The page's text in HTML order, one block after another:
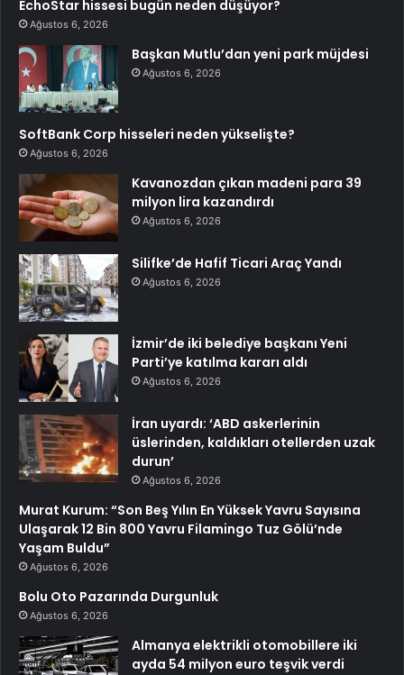
EchoStar hissesi bugün neden düşüyor?
Ağustos 6, 2026
Başkan Mutlu’dan yeni park müjdesi
Ağustos 6, 2026
SoftBank Corp hisseleri neden yükselişte?
Ağustos 6, 2026
Kavanozdan çıkan madeni para 39
milyon lira kazandırdı
Ağustos 6, 2026
Silifke’de Hafif Ticari Araç Yandı
Ağustos 6, 2026
İzmir’de iki belediye başkanı Yeni
Parti’ye katılma kararı aldı
Ağustos 6, 2026
İran uyardı: ‘ABD askerlerinin
üslerinden, kaldıkları otellerden uzak
durun’
Ağustos 6, 2026
Murat Kurum: “Son Beş Yılın En Yüksek Yavru Sayısına
Ulaşarak 12 Bin 800 Yavru Filamingo Tuz Gölü’nde
Yaşam Buldu”
Ağustos 6, 2026
Bolu Oto Pazarında Durgunluk
Ağustos 6, 2026
Almanya elektrikli otomobillere iki
ayda 54 milyon euro teşvik verdi